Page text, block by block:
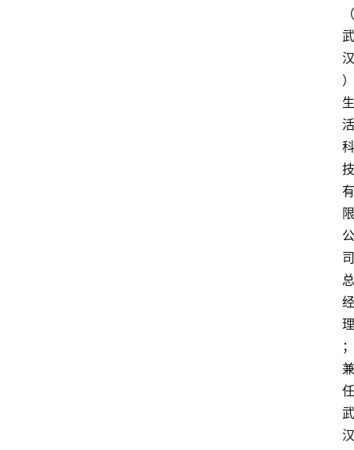
（
武
汉
）
生
活
科
技
有
限
公
司
总
经
理
；
兼
任
武
汉